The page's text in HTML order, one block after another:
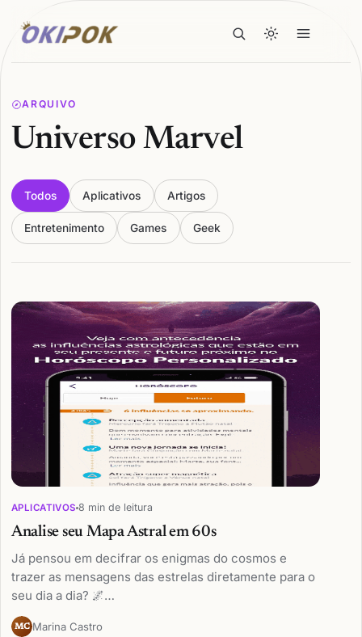
ARQUIVO
Universo Marvel
Todos Aplicativos Artigos
Entretenimento Games Geek
Articles
APLICATIVOS 8 min de leitura
Analise seu Mapa Astral em 60s
Já pensou em decifrar os enigmas do cosmos e
trazer as mensagens das estrelas diretamente para o
seu dia a dia? 🌌…
MC Marina Castro